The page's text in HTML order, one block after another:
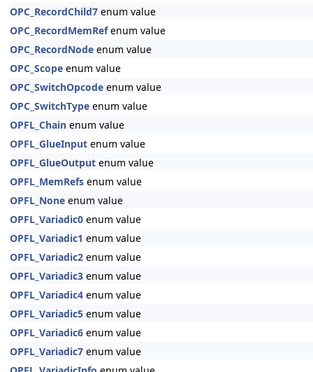
OPC_RecordChild7 enum value
OPC_RecordMemRefenum value
OPC_RecordNode enum value
OPC_Scope enum value
OPC_SwitchOpcode enum value
OPC_SwitchType enum value
OPFL_Chain enum value
OPFL_GlueInput enum value
OPFL_GlueOutput enum value
OPFL_MemRefs enum value
OPFL_None enum value
OPFL_Variadic0 enum value
OPFL_Variadic1 enum value
OPFL_Variadic2 enum value
OPFL_Variadic3 enum value
OPFL_Variadic4 enum value
OPFL_Variadic5 enum value
OPFL_Variadic6 enum value
OPFL_Variadic7 enum value